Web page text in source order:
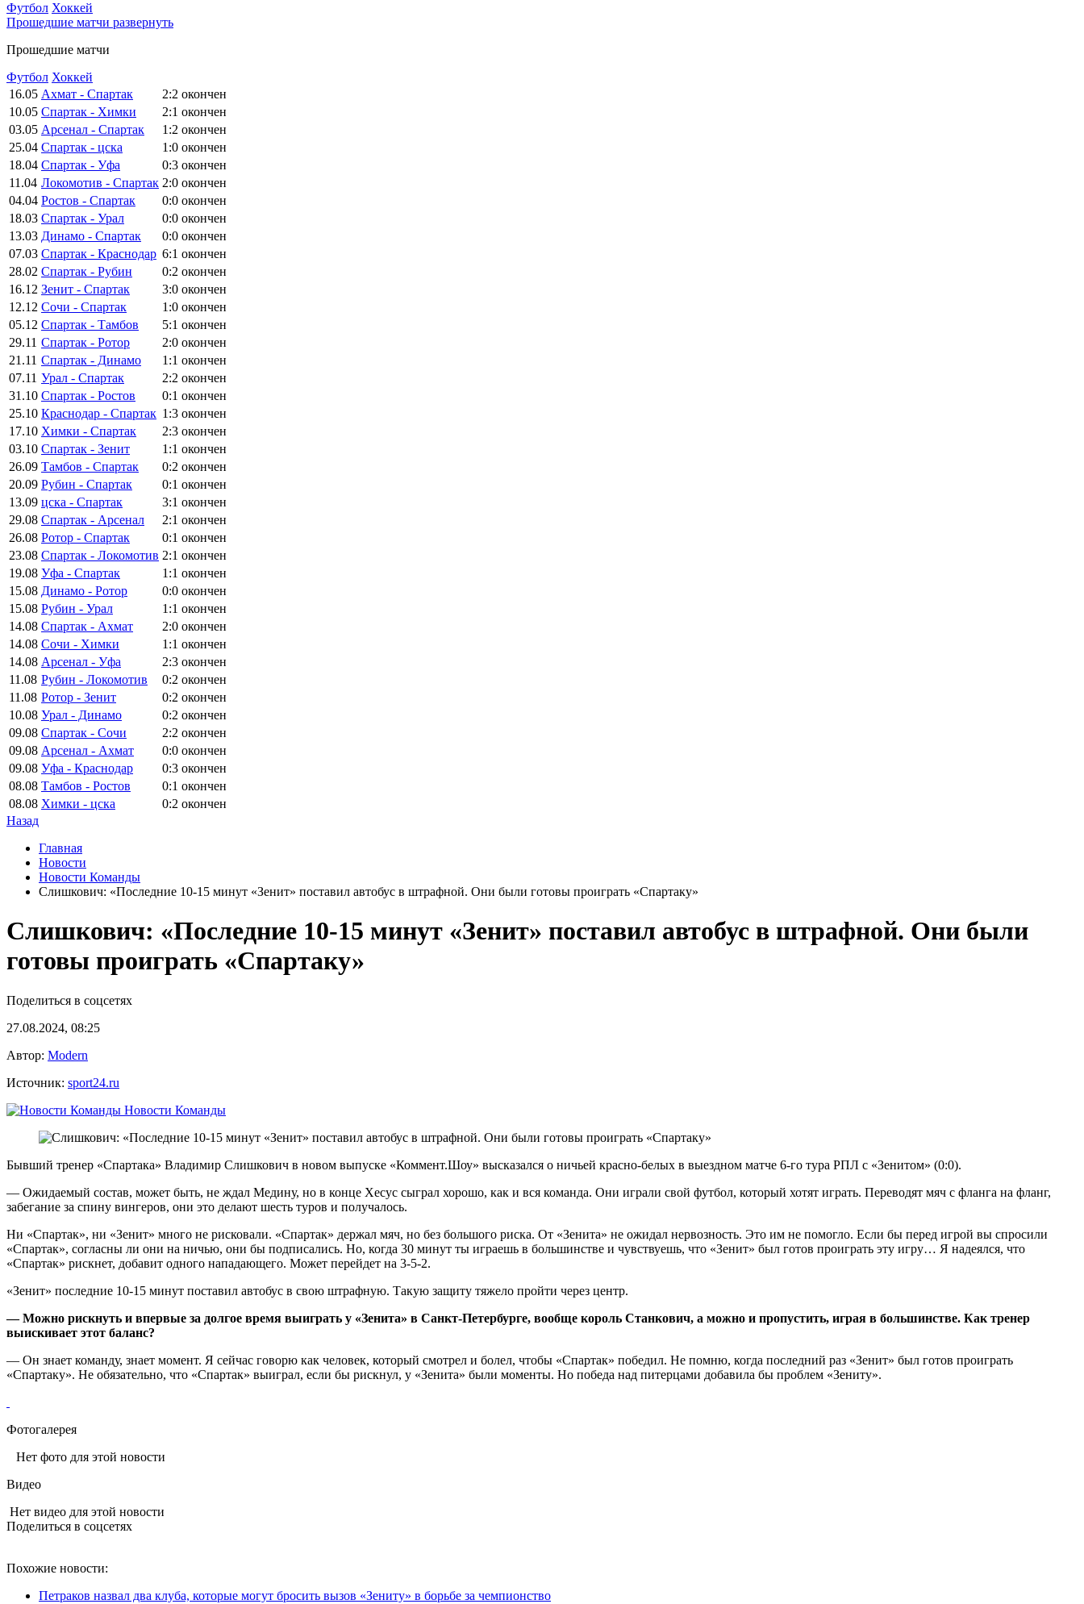
Футбол Хоккей
Прошедшие матчи развернуть
Прошедшие матчи
Футбол Хоккей
16.05 Ахмат - Спартак 2:2 окончен
10.05 Спартак - Химки 2:1 окончен
03.05 Арсенал - Спартак 1:2 окончен
25.04 Спартак - цска 1:0 окончен
18.04 Спартак - Уфа 0:3 окончен
11.04 Локомотив - Спартак 2:0 окончен
04.04 Ростов - Спартак 0:0 окончен
18.03 Спартак - Урал 0:0 окончен
13.03 Динамо - Спартак 0:0 окончен
07.03 Спартак - Краснодар 6:1 окончен
28.02 Спартак - Рубин 0:2 окончен
16.12 Зенит - Спартак 3:0 окончен
12.12 Сочи - Спартак 1:0 окончен
05.12 Спартак - Тамбов 5:1 окончен
29.11 Спартак - Ротор 2:0 окончен
21.11 Спартак - Динамо 1:1 окончен
07.11 Урал - Спартак 2:2 окончен
31.10 Спартак - Ростов 0:1 окончен
25.10 Краснодар - Спартак 1:3 окончен
17.10 Химки - Спартак 2:3 окончен
03.10 Спартак - Зенит 1:1 окончен
26.09 Тамбов - Спартак 0:2 окончен
20.09 Рубин - Спартак 0:1 окончен
13.09 цска - Спартак 3:1 окончен
29.08 Спартак - Арсенал 2:1 окончен
26.08 Ротор - Спартак 0:1 окончен
23.08 Спартак - Локомотив 2:1 окончен
19.08 Уфа - Спартак 1:1 окончен
15.08 Динамо - Ротор 0:0 окончен
15.08 Рубин - Урал 1:1 окончен
14.08 Спартак - Ахмат 2:0 окончен
14.08 Сочи - Химки 1:1 окончен
14.08 Арсенал - Уфа 2:3 окончен
11.08 Рубин - Локомотив 0:2 окончен
11.08 Ротор - Зенит 0:2 окончен
10.08 Урал - Динамо 0:2 окончен
09.08 Спартак - Сочи 2:2 окончен
09.08 Арсенал - Ахмат 0:0 окончен
09.08 Уфа - Краснодар 0:3 окончен
08.08 Тамбов - Ростов 0:1 окончен
08.08 Химки - цска 0:2 окончен
Назад
Главная
Новости
Новости Команды
Слишкович: «Последние 10-15 минут «Зенит» поставил автобус в штрафной. Они были готовы проиграть «Спартаку»
Слишкович: «Последние 10-15 минут «Зенит» поставил автобус в штрафной. Они были
готовы проиграть «Спартаку»
Поделиться в соцсетях
27.08.2024, 08:25
Автор: Modern
Источник: sport24.ru
Новости Команды
Бывший тренер «Спартака» Владимир Слишкович в новом выпуске «Коммент.Шоу» высказался о ничьей красно-белых в выездном матче 6-го тура РПЛ с «Зенитом» (0:0).
— Ожидаемый состав, может быть, не ждал Медину, но в конце Хесус сыграл хорошо, как и вся команда. Они играли свой футбол, который хотят играть. Переводят мяч с фланга на фланг,
забегание за спину вингеров, они это делают шесть туров и получалось.
Ни «Спартак», ни «Зенит» много не рисковали. «Спартак» держал мяч, но без большого риска. От «Зенита» не ожидал нервозность. Это им не помогло. Если бы перед игрой вы спросили
«Спартак», согласны ли они на ничью, они бы подписались. Но, когда 30 минут ты играешь в большинстве и чувствуешь, что «Зенит» был готов проиграть эту игру… Я надеялся, что
«Спартак» рискнет, добавит одного нападающего. Может перейдет на 3-5-2.
«Зенит» последние 10-15 минут поставил автобус в свою штрафную. Такую защиту тяжело пройти через центр.
— Можно рискнуть и впервые за долгое время выиграть у «Зенита» в Санкт-Петербурге, вообще король Станкович, а можно и пропустить, играя в большинстве. Как тренер
выискивает этот баланс?
— Он знает команду, знает момент. Я сейчас говорю как человек, который смотрел и болел, чтобы «Спартак» победил. Не помню, когда последний раз «Зенит» был готов проиграть
«Спартаку». Не обязательно, что «Спартак» выиграл, если бы рискнул, у «Зенита» были моменты. Но победа над питерцами добавила бы проблем «Зениту».
Фотогалерея
Нет фото для этой новости
Видео
Нет видео для этой новости
Поделиться в соцсетях
Похожие новости:
Петраков назвал два клуба, которые могут бросить вызов «Зениту» в борьбе за чемпионство